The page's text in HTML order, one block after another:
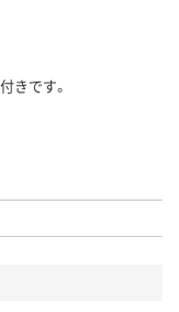
きです。